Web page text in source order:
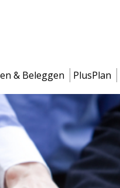
& Beleggen PlusPlan